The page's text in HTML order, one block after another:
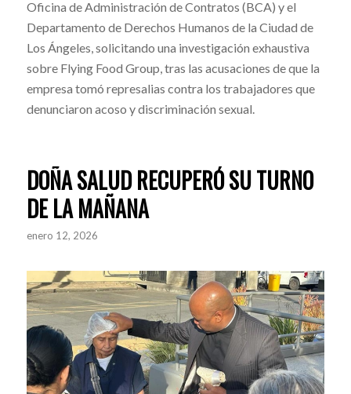
Oficina de Administración de Contratos (BCA) y el
Departamento de Derechos Humanos de la Ciudad de
Los Ángeles, solicitando una investigación exhaustiva
sobre Flying Food Group, tras las acusaciones de que la
empresa tomó represalias contra los trabajadores que
denunciaron acoso y discriminación sexual.
DOÑA SALUD RECUPERÓ SU TURNO
DE LA MAÑANA
enero 12, 2026